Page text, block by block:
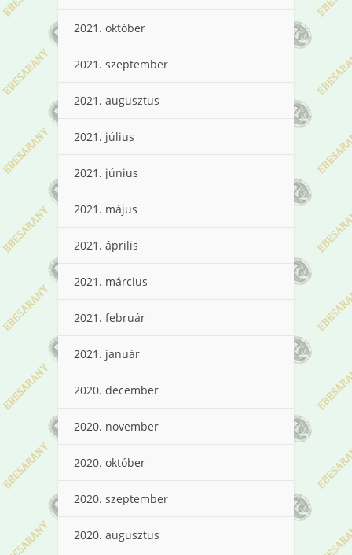
2021. október
2021. szeptember
2021. augusztus
2021. július
2021. június
2021. május
2021. április
2021. március
2021. február
2021. január
2020. december
2020. november
2020. október
2020. szeptember
2020. augusztus